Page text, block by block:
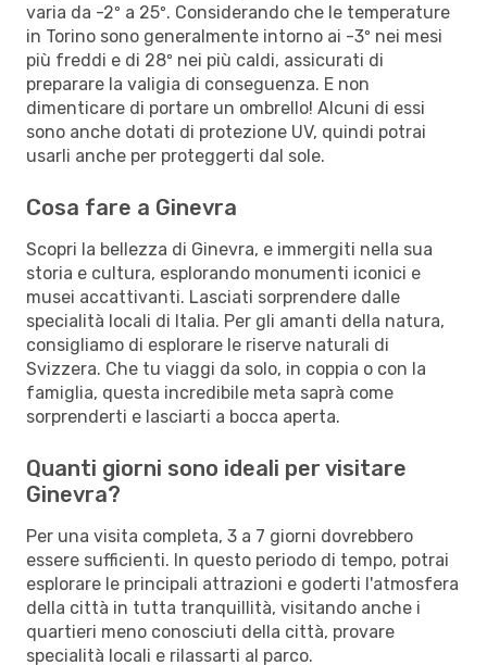
varia da -2º a 25º. Considerando che le temperature
in Torino sono generalmente intorno ai -3º nei mesi
più freddi e di 28º nei più caldi, assicurati di
preparare la valigia di conseguenza. E non
dimenticare di portare un ombrello! Alcuni di essi
sono anche dotati di protezione UV, quindi potrai
usarli anche per proteggerti dal sole.
Cosa fare a Ginevra
Scopri la bellezza di Ginevra, e immergiti nella sua
storia e cultura, esplorando monumenti iconici e
musei accattivanti. Lasciati sorprendere dalle
specialità locali di Italia. Per gli amanti della natura,
consigliamo di esplorare le riserve naturali di
Svizzera. Che tu viaggi da solo, in coppia o con la
famiglia, questa incredibile meta saprà come
sorprenderti e lasciarti a bocca aperta.
Quanti giorni sono ideali per visitare
Ginevra?
Per una visita completa, 3 a 7 giorni dovrebbero
essere sufficienti. In questo periodo di tempo, potrai
esplorare le principali attrazioni e goderti l'atmosfera
della città in tutta tranquillità, visitando anche i
quartieri meno conosciuti della città, provare
specialità locali e rilassarti al parco.